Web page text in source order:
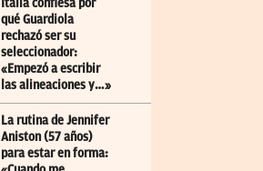
Italia confiesa por
qué Guardiola
rechazó ser su
seleccionador:
«Empezó a escribir
las alineaciones y…»
La rutina de Jennifer
Aniston (57 años)
para estar en forma: